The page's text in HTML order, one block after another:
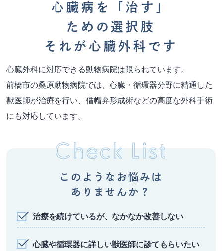
心臓病を「治す」
ための選択肢
それが心臓外科です
心臓外科に対応できる動物病院は限られています。
前橋市の桑原動物病院では、心臓・循環器分野に精通した
獣医師が治療を行い、僧帽弁形成術などの高度な外科手術
にも対応しています。
Check List
このようなお悩みは
ありませんか？
治療を続けているが、なかなか改善しない
心臓や循環器に詳しい獣医師に診てもらいたい